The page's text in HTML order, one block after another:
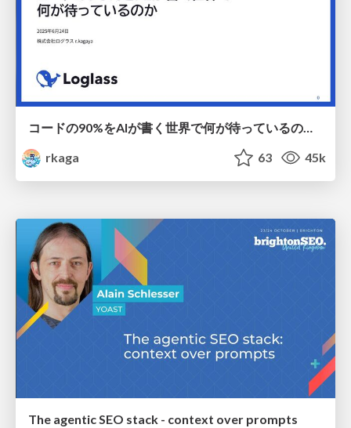
コードの90%をAIが書く世界で何が待っているのか / What awaits us in a world where 90% of the code is written by AI
rkaga
63 45k
The agentic SEO stack - context over prompts